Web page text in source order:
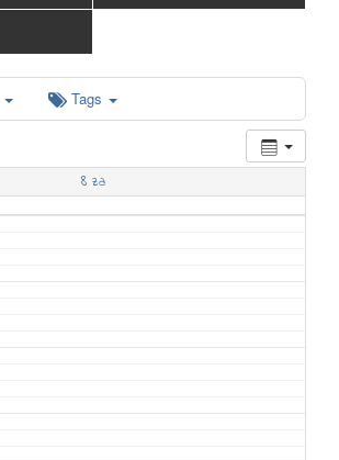
Tags
8 za